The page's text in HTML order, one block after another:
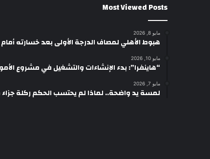
Most Viewed Posts
مايو 8, 2026
هبوط الأهلي لمصاف الدرجة الأولى بعد خسارته
مايو 10, 2026
“هاينفرا”: بدء الإنشاءات والتشغيل في مشروع
مايو 7, 2026
لمسة يد واضحة.. لماذا لم يحتسب الحكم ركلة